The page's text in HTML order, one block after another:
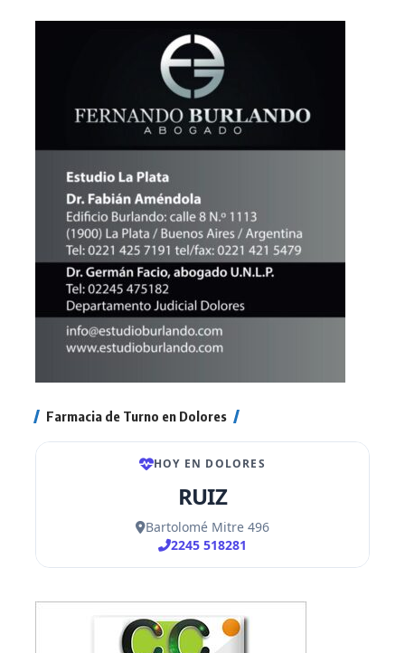
Farmacia de Turno en Dolores